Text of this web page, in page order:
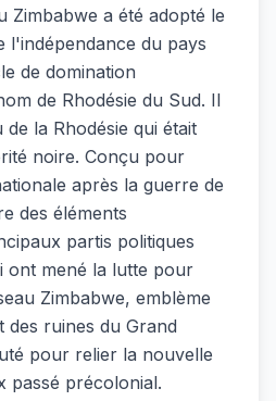
Zimbabwe a été adopté le
l'indépendance du pays
de domination
de Rhodésie du Sud. Il
la Rhodésie qui était
noire. Conçu pour
après la guerre de
des éléments
partis politiques
ont mené la lutte pour
Zimbabwe, emblème
des ruines du Grand
pour relier la nouvelle
passé précolonial.